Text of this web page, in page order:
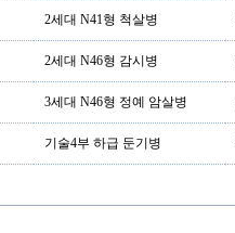
2세대 N41형 척살병
2세대 N46형 감시병
3세대 N46형 정예 암살병
기술4부 하급 둔기병